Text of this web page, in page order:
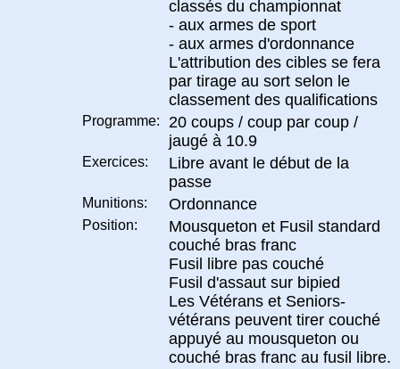
classés du championnat
- aux armes de sport
- aux armes d'ordonnance
L'attribution des cibles se fera
par tirage au sort selon le
classement des qualifications
Programme:
20 coups / coup par coup /
jaugé à 10.9
Exercices:
Libre avant le début de la
passe
Munitions: Ordonnance
Position:
Mousqueton et Fusil standard
couché bras franc
Fusil libre pas couché
Fusil d'assaut sur bipied
Les Vétérans et Seniors-
vétérans peuvent tirer couché
appuyé au mousqueton ou
couché bras franc au fusil libre.